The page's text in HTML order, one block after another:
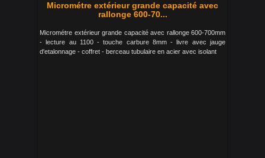
Micrométre extérieur grande capacité avec
rallonge 600-70...
Micrométre extérieur grande capacité avec rallonge 600-700mm
- lecture au 1100 - touche carbure 8mm - livre avec jauge
d'etalonnage - coffret - berceau tubulaire en acier avec isolant